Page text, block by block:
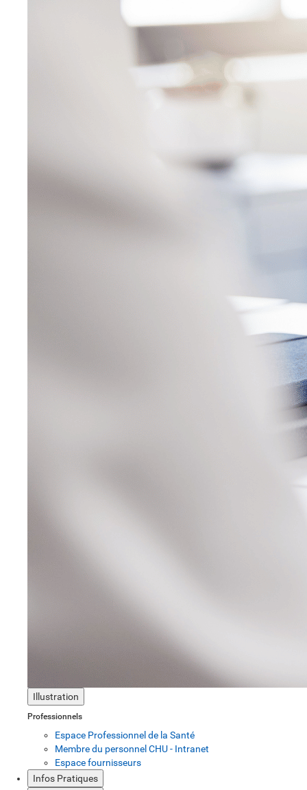
Illustration
Professionnels
Espace Professionnel de la Santé
Membre du personnel CHU - Intranet
Espace fournisseurs
Infos Pratiques